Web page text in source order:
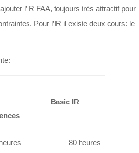
l’IR FAA, toujours très attractif pour
Pour l’IR il existe deux cours: le
Basic IR
80 heures